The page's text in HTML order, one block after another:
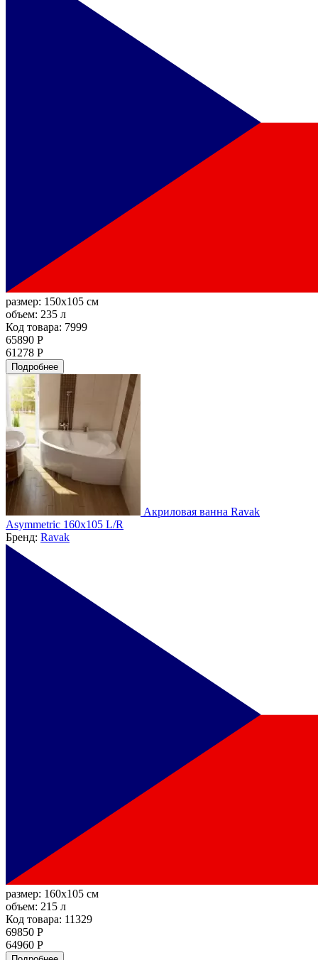
размер: 150x105 см
объем: 235 л
Код товара: 7999
65890 Р
61278 Р
Подробнее
Акриловая ванна Ravak
Asymmetric 160x105 L/R
Бренд: Ravak
размер: 160x105 см
объем: 215 л
Код товара: 11329
69850 Р
64960 Р